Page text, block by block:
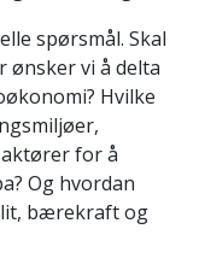
spørsmål. Skal
vi å delta
Hvilke
for å
Og hvordan
bærekraft og